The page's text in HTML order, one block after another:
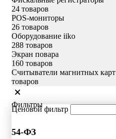
24 товаров
POS-мониторы
26 товаров
Оборудование iiko
288 товаров
Экран повара
160 товаров
Считыватели магнитных карт
товаров
Фильтры
Ценовой фильтр
54-ФЗ